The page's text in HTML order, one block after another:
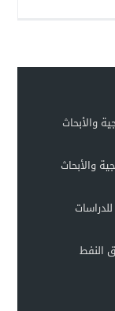
على غرار التعامل
سلاحها النووية
والأبحاث
والأبحاث
النفط